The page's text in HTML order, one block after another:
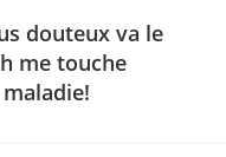
douteux va le
me touche